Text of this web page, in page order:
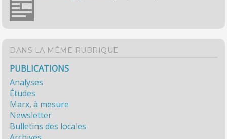
DANS LA MÊME RUBRIQUE
PUBLICATIONS
Analyses
Études
Marx, à mesure
Newsletter
Bulletins des locales